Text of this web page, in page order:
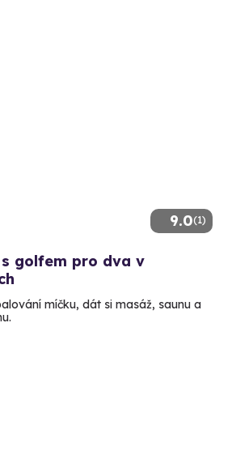
9.0(1)
golfem pro dva v
míčku, dát si masáž, saunu a